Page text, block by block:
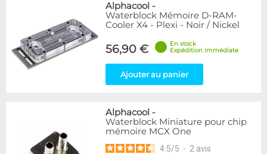
Alphacool -
Waterblock Mémoire D-RAM-
Cooler X4 - Plexi - Noir / Nickel
56,90 €
En stock
Expédition immédiate
Ajouter au panier
Alphacool -
Waterblock Miniature pour chip
mémoire MCX One
4.5/5 - 2 avis